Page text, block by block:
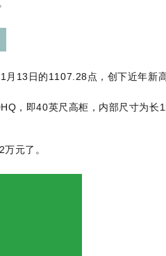
13日的1107.28点，创下近年新高
，即40英尺高柜，内部尺寸为
元了。